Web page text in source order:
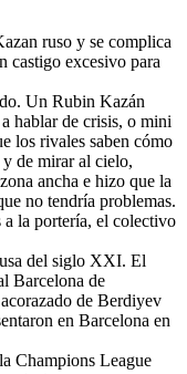
ruso y se complica
castigo excesivo para
Un Rubin Kazán
hablar de crisis, o mini
los rivales saben cómo
y de mirar al cielo,
ancha e hizo que la
no tendría problemas.
a la portería, el colectivo
del siglo XXI. El
Barcelona de
de Berdiyev
en Barcelona en
Champions League